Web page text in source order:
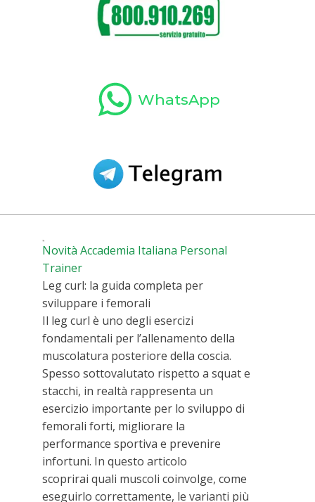
WhatsApp
Novità Accademia Italiana Personal
Trainer
Leg curl: la guida completa per
sviluppare i femorali
Il leg curl è uno degli esercizi
fondamentali per l’allenamento della
muscolatura posteriore della coscia.
Spesso sottovalutato rispetto a squat e
stacchi, in realtà rappresenta un
esercizio importante per lo sviluppo di
femorali forti, migliorare la
performance sportiva e prevenire
infortuni. In questo articolo
scoprirai quali muscoli coinvolge, come
eseguirlo correttamente, le varianti più